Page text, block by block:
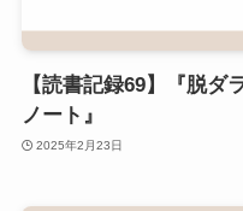
【読書記録69】『脱ダ
ノート』
2025年2月23日